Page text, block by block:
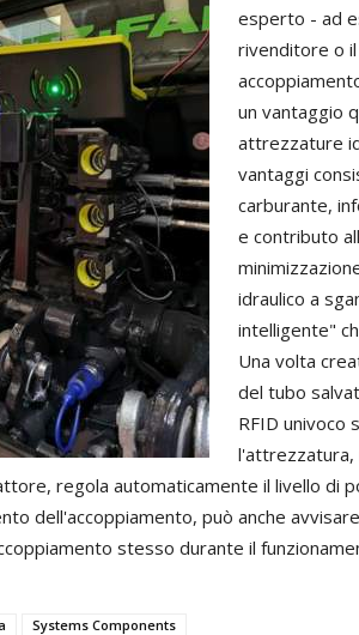
esperto - ad
rivenditore o il
un vantaggio
attrezzature
vantaggi
carburante,
e contributo
idraulico a
intelligente"
Una volta
del tubo
RFID univoco
l'attrezzatura,
regola automaticamente il livello di
dell'accoppiamento, può anche avvisare
stesso durante il
Systems Components